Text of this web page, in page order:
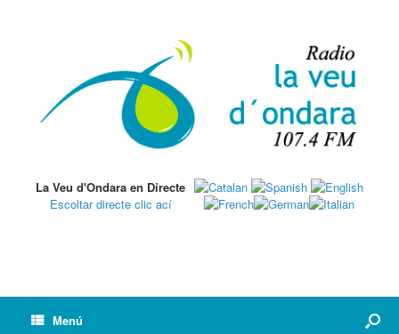
La Veu d'Ondara en Directe
Escoltar directe clic ací
Menú